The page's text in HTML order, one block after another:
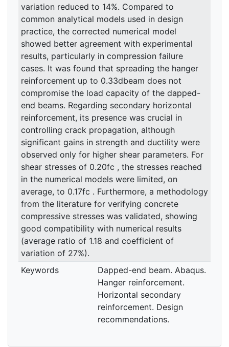
variation reduced to 14%. Compared to
common analytical models used in design
practice, the corrected numerical model
showed better agreement with experimental
results, particularly in compression failure
cases. It was found that spreading the hanger
reinforcement up to 0.33dbeam does not
compromise the load capacity of the dapped-
end beams. Regarding secondary horizontal
reinforcement, its presence was crucial in
controlling crack propagation, although
significant gains in strength and ductility were
observed only for higher shear parameters. For
shear stresses of 0.20fc , the stresses reached
in the numerical models were limited, on
average, to 0.17fc . Furthermore, a methodology
from the literature for verifying concrete
compressive stresses was validated, showing
good compatibility with numerical results
(average ratio of 1.18 and coefficient of
variation of 27%).
Keywords
Dapped-end beam. Abaqus.
Hanger reinforcement.
Horizontal secondary
reinforcement. Design
recommendations.